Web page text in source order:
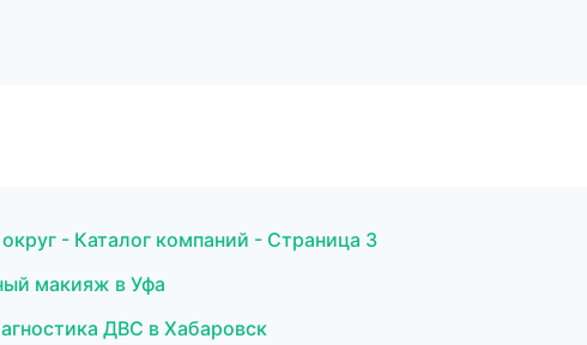
- Каталог компаний - Страница 3
макияж в Уфа
ДВС в Хабаровск